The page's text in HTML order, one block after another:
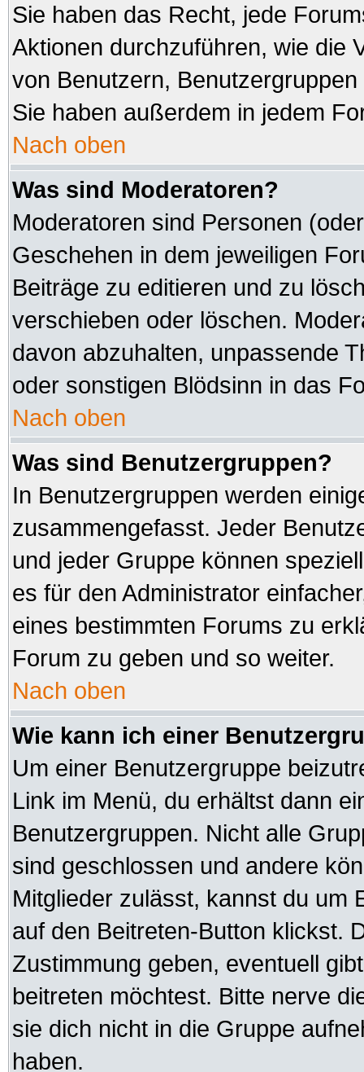
Sie haben das Recht, jede
Aktionen durchzuführen, wie die
von Benutzern,
Sie haben außerdem in jedem
Nach oben
Was sind Moderatoren?
Moderatoren sind Personen
Geschehen in dem jeweiligen
Beiträge zu editieren und zu
verschieben oder löschen.
davon abzuhalten, unpassende
oder sonstigen Blödsinn in das
Nach oben
Was sind Benutzergruppen?
In Benutzergruppen werden
zusammengefasst. Jeder
und jeder Gruppe können
es für den Administrator
eines bestimmten Forums zu
Forum zu geben und so weiter.
Nach oben
Wie kann ich einer
Um einer Benutzergruppe
Link im Menü, du erhältst dann
Benutzergruppen. Nicht alle
sind geschlossen und andere
Mitglieder zulässt, kannst du um
auf den Beitreten-Button klickst.
Zustimmung geben, eventuell
beitreten möchtest. Bitte nerve
sie dich nicht in die Gruppe
haben.